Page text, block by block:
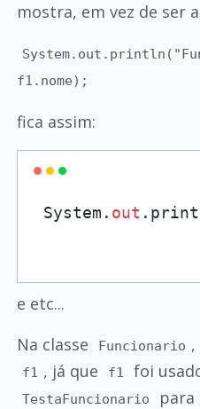
mostra, em vez de ser
f1.nome);
fica assim:
System. out
e etc...
Na classe
Funcionario
f1 , já que f1 foi
TestaFuncionario